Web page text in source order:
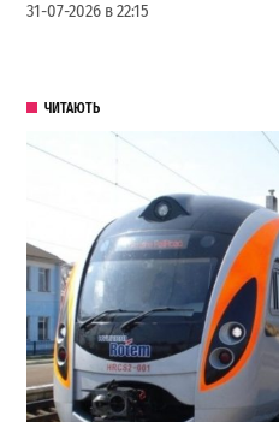
31-07-2026 в 22:15
ЧИТАЮТЬ